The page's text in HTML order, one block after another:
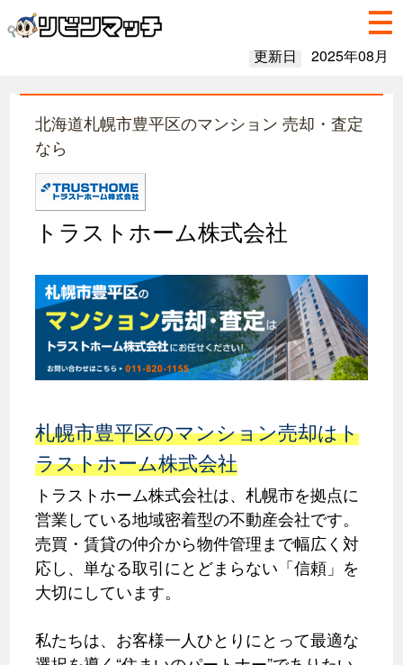
更新日 2025年08月
北海道札幌市豊平区のマンション 売却・査定
なら
トラストホーム株式会社
札幌市豊平区のマンション売却はト
ラストホーム株式会社
トラストホーム株式会社は、札幌市を拠点に
営業している地域密着型の不動産会社です。
売買・賃貸の仲介から物件管理まで幅広く対
応し、単なる取引にとどまらない「信頼」を
大切にしています。
私たちは、お客様一人ひとりにとって最適な